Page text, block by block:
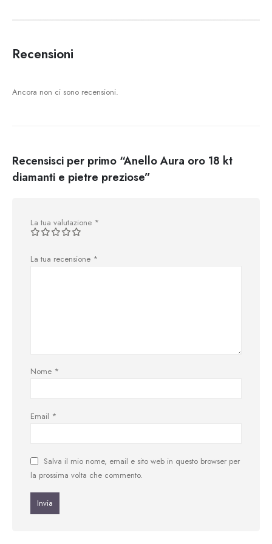
Recensioni
Ancora non ci sono recensioni.
Recensisci per primo “Anello Aura oro 18 kt
diamanti e pietre preziose”
La tua valutazione *
La tua recensione *
Nome *
Email *
Salva il mio nome, email e sito web in questo browser per
la prossima volta che commento.